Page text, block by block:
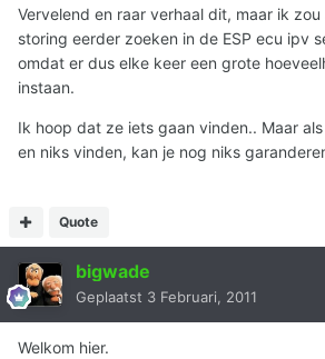
Vervelend en raar verhaal dit, maar ik
storing eerder zoeken in de ESP ecu ipv
omdat er dus elke keer een grote
instaan.
Ik hoop dat ze iets gaan vinden.. Maar
en niks vinden, kan je nog niks
Quote
bigwade
Geplaatst 3 Februari, 2011
Welkom hier.